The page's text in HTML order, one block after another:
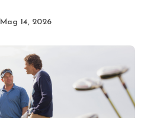
Mag 14, 2026